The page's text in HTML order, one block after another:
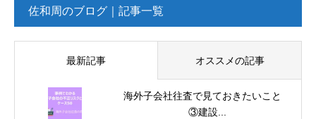
佐和周のブログ｜記事一覧
最新記事 オススメの記事
海外子会社往査で見ておきたいこと
③建設...